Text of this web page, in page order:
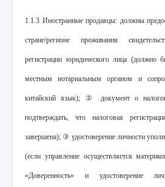
1.1.3 Иностранные продавцы: должны
стране/регионе проживания
регистрации юридического лица (должно
местным нотариальным органом и
китайский язык); ② документ о
подтверждать, что налоговая
завершена); ③ удостоверение личности
(если управление осуществляется
«Доверенность» и удостоверение